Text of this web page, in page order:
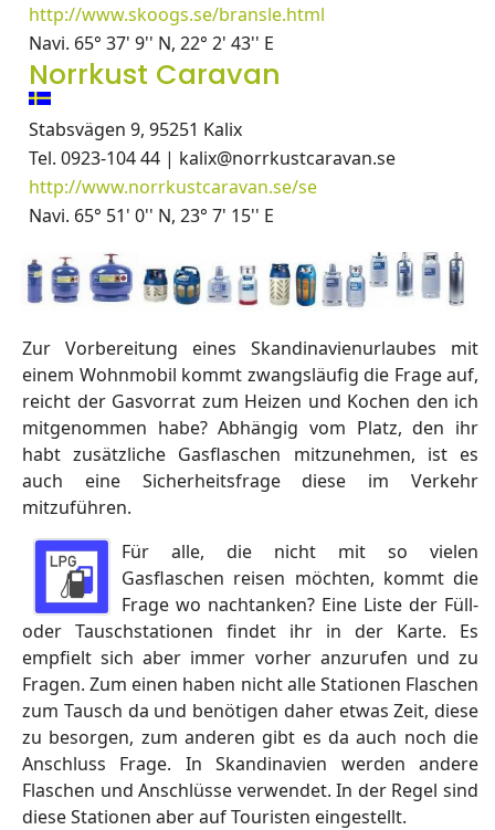
http://www.skoogs.se/bransle.html
Navi. 65° 37' 9'' N, 22° 2' 43'' E
Norrkust Caravan
Stabsvägen 9, 95251 Kalix
Tel. 0923-104 44 | kalix@norrkustcaravan.se
http://www.norrkustcaravan.se/se
Navi. 65° 51' 0'' N, 23° 7' 15'' E
Zur Vorbereitung eines Skandinavienurlaubes mit
einem Wohnmobil kommt zwangsläufig die Frage auf,
reicht der Gasvorrat zum Heizen und Kochen den ich
mitgenommen habe? Abhängig vom Platz, den ihr
habt zusätzliche Gasflaschen mitzunehmen, ist es
auch eine Sicherheitsfrage diese im Verkehr
mitzuführen.
Für alle, die nicht mit so vielen
Gasflaschen reisen möchten, kommt die
Frage wo nachtanken? Eine Liste der Füll-
oder Tauschstationen findet ihr in der Karte. Es
empfielt sich aber immer vorher anzurufen und zu
Fragen. Zum einen haben nicht alle Stationen Flaschen
zum Tausch da und benötigen daher etwas Zeit, diese
zu besorgen, zum anderen gibt es da auch noch die
Anschluss Frage. In Skandinavien werden andere
Flaschen und Anschlüsse verwendet. In der Regel sind
diese Stationen aber auf Touristen eingestellt.